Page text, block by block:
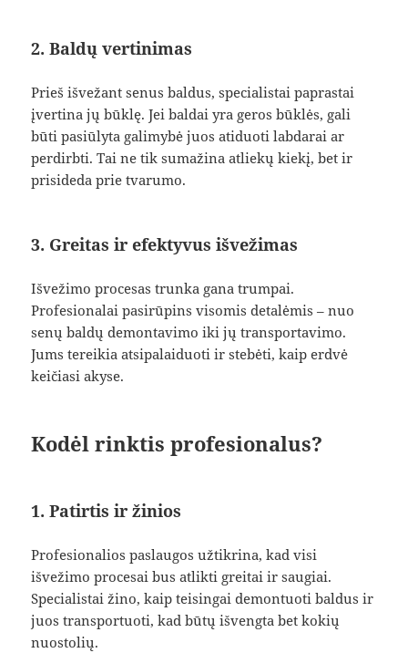
2. Baldų vertinimas
Prieš išvežant senus baldus, specialistai paprastai
įvertina jų būklę. Jei baldai yra geros būklės, gali
būti pasiūlyta galimybė juos atiduoti labdarai ar
perdirbti. Tai ne tik sumažina atliekų kiekį, bet ir
prisideda prie tvarumo.
3. Greitas ir efektyvus išvežimas
Išvežimo procesas trunka gana trumpai.
Profesionalai pasirūpins visomis detalėmis – nuo
senų baldų demontavimo iki jų transportavimo.
Jums tereikia atsipalaiduoti ir stebėti, kaip erdvė
keičiasi akyse.
Kodėl rinktis profesionalus?
1. Patirtis ir žinios
Profesionalios paslaugos užtikrina, kad visi
išvežimo procesai bus atlikti greitai ir saugiai.
Specialistai žino, kaip teisingai demontuoti baldus ir
juos transportuoti, kad būtų išvengta bet kokių
nuostolių.